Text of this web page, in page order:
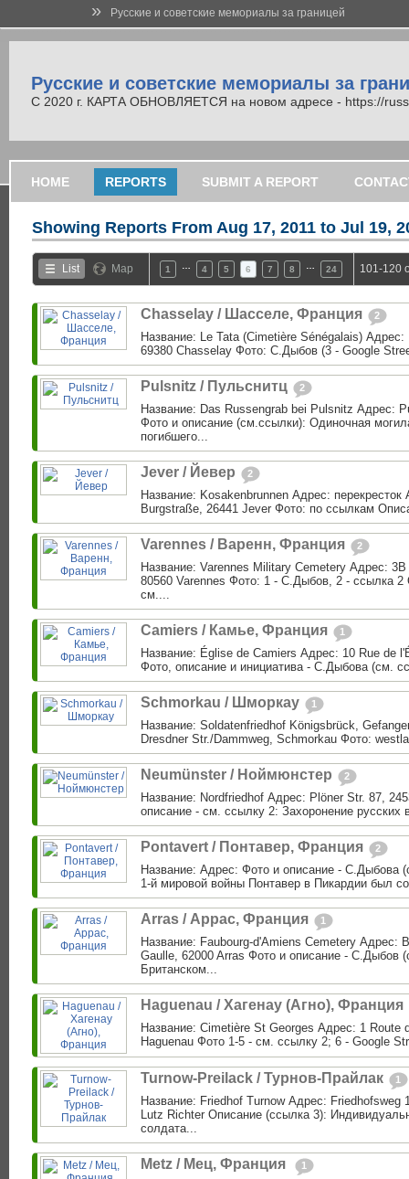
» Русские и советские мемориалы за границей
Русские и советские мемориалы за
С 2020 г. КАРТА ОБНОВЛЯЕТСЯ на новом адресе - https://
HOME REPORTS SUBMIT A REPORT
Showing Reports From Aug 17, 2011 to Jul 19,
List Map 1 4 5 6 7 8 24 101-120
Chasselay / Шасселе, Франция 2
Название: Le Tata (Cimetière Sénégalais)
69380 Chasselay Фото: С.Дыбов (3 - Google
Pulsnitz / Пульснитц 2
Название: Das Russengrab bei Pulsnitz Адрес:
Фото и описание (см.ссылки): Одиночная
погибшего...
Jever / Йевер 2
Название: Kosakenbrunnen Адрес:
Burgstraße, 26441 Jever Фото: по ссылкам
Varennes / Варенн, Франция 2
Название: Varennes Military Cemetery Адрес:
80560 Varennes Фото: 1 - C.Дыбов, 2 - ссылка
см....
Camiers / Камье, Франция 1
Название: Église de Camiers Адрес: 10 Rue de
Фото, описание и инициатива - С.Дыбова (см.
Schmorkau / Шморкау 1
Название: Soldatenfriedhof Königsbrück,
Dresdner Str./Dammweg, Schmorkau Фото:
Neumünster / Ноймюнстер 2
Название: Nordfriedhof Адрес: Plöner Str. 87,
описание - см. ссылку 2: Захоронение русских
Pontavert / Понтавер, Франция 2
Название: Адрес: Фото и описание - С.Дыбова
1-й мировой войны Понтавер в Пикардии был
Arras / Аррас, Франция 1
Название: Faubourg-d'Amiens Cemetery Адрес:
Gaulle, 62000 Arras Фото и описание - С.Дыбов
Британском...
Haguenau / Хагенау (Агно), Франция
Название: Сimetière St Georges Адрес: 1 Route
Haguenau Фото 1-5 - cм. ссылку 2; 6 - Google
Turnow-Preilack / Турнов-Прайлак 1
Название: Friedhof Turnow Адрес: Friedhofsweg
Lutz Richter Описание (ссылка 3):
солдата...
Metz / Мец, Франция ‎ 1